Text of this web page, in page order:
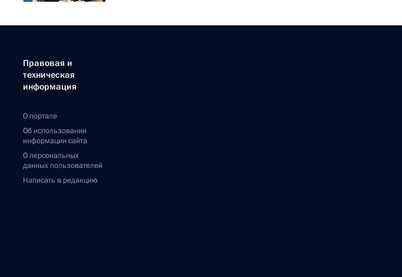
Правовая и
техническая
информация
О портале
Об использовании
информации сайта
О персональных
данных пользователей
Написать в редакцию